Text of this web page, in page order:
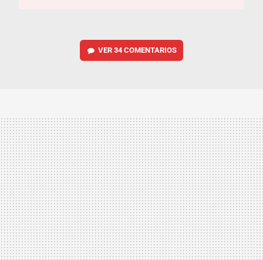
VER 34 COMENTARIOS